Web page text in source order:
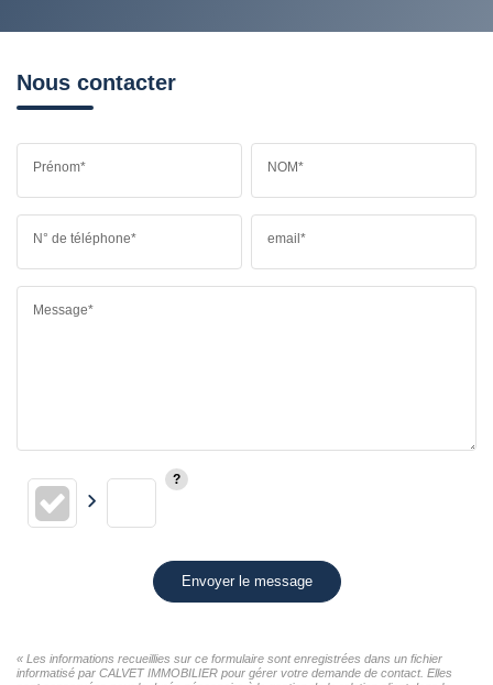
Nous contacter
Prénom* NOM*
N° de téléphone* email*
Message*
Envoyer le message
« Les informations recueillies sur ce formulaire sont enregistrées dans un fichier
informatisé par CALVET IMMOBILIER pour gérer votre demande de contact. Elles